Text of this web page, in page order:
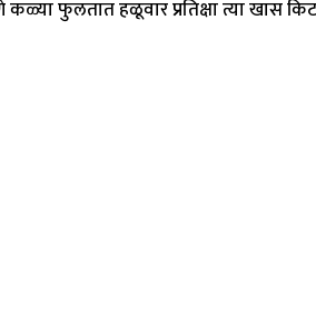
फुलतात हळूवार प्रतिक्षा त्या खास